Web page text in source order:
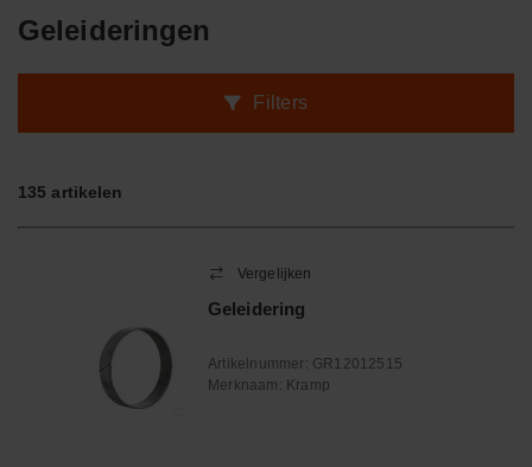
Geleideringen
Filters
135 artikelen
Vergelijken
Geleidering
Artikelnummer: GR12012515
Merknaam: Kramp